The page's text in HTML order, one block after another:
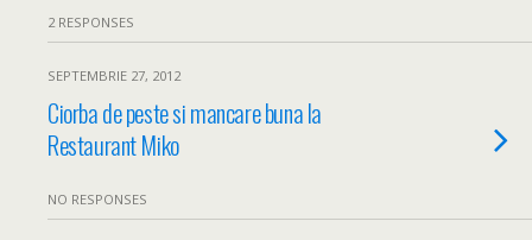
2 RESPONSES
SEPTEMBRIE 27, 2012
Ciorba de peste si mancare buna la
Restaurant Miko
NO RESPONSES